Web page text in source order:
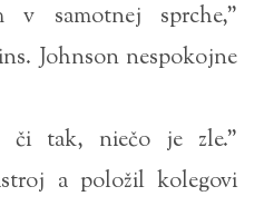
v samotnej sprche,”
Johnson nespokojne
tak, niečo je zle.”
a položil kolegovi